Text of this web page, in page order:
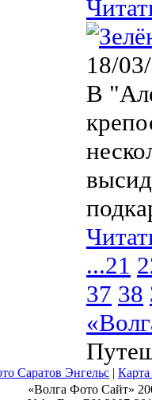
18/
В
...21
37 38
Саратов Энгельс | Карта
«Волга Фото Сайт»